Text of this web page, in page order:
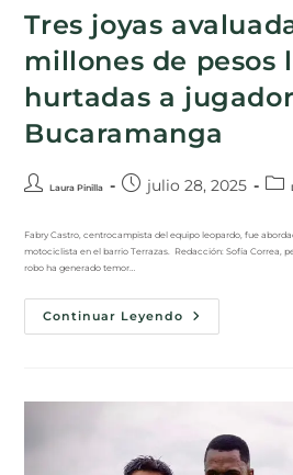
Tres joyas
millones de pesos
hurtadas a
Bucaramanga
Laura Pinilla julio 28, 2025
Fabry Castro, centrocampista del equipo leopardo, fue
motociclista en el barrio Terrazas. Redacción: Sofía Correa,
robo ha generado temor…
Continuar Leyendo